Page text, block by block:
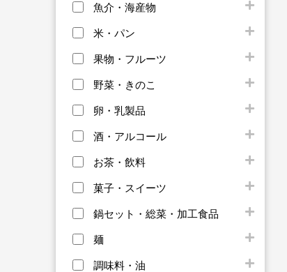
魚介・海産物
米・パン
果物・フルーツ
野菜・きのこ
卵・乳製品
酒・アルコール
お茶・飲料
菓子・スイーツ
鍋セット・総菜・加工食品
麺
調味料・油